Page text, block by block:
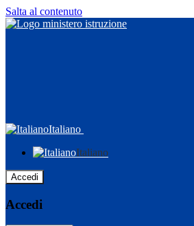
Salta al contenuto
Italiano
Italiano
Accedi
Accedi